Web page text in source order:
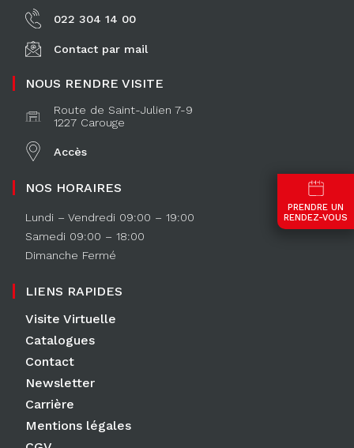
PRENDRE UN
RENDEZ-VOUS
022 304 14 00
Contact par mail
NOUS RENDRE VISITE
Route de Saint-Julien 7-9
1227 Carouge
Accès
NOS HORAIRES
Lundi – Vendredi 09:00 – 19:00
Samedi 09:00 – 18:00
Dimanche Fermé
LIENS RAPIDES
Visite Virtuelle
Catalogues
Contact
Newsletter
Carrière
Mentions légales